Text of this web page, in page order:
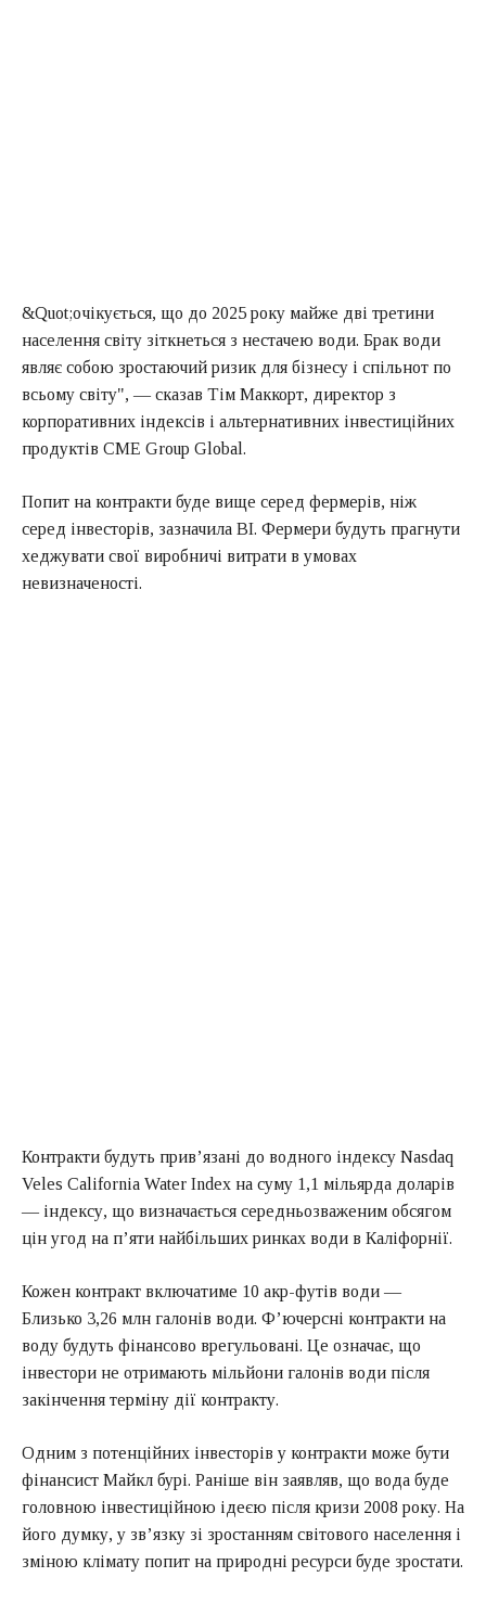
&Quot;очікується, що до 2025 року майже дві третини
населення світу зіткнеться з нестачею води. Брак води
являє собою зростаючий ризик для бізнесу і спільнот по
всьому світу", — сказав Тім Маккорт, директор з
корпоративних індексів і альтернативних інвестиційних
продуктів CME Group Global.
Попит на контракти буде вище серед фермерів, ніж
серед інвесторів, зазначила BI. Фермери будуть прагнути
хеджувати свої виробничі витрати в умовах
невизначеності.
Контракти будуть прив’язані до водного індексу Nasdaq
Veles California Water Index на суму 1,1 мільярда доларів
— індексу, що визначається середньозваженим обсягом
цін угод на п’яти найбільших ринках води в Каліфорнії.
Кожен контракт включатиме 10 акр-футів води —
Близько 3,26 млн галонів води. Ф’ючерсні контракти на
воду будуть фінансово врегульовані. Це означає, що
інвестори не отримають мільйони галонів води після
закінчення терміну дії контракту.
Одним з потенційних інвесторів у контракти може бути
фінансист Майкл бурі. Раніше він заявляв, що вода буде
головною інвестиційною ідеєю після кризи 2008 року. На
його думку, у зв’язку зі зростанням світового населення і
зміною клімату попит на природні ресурси буде зростати.